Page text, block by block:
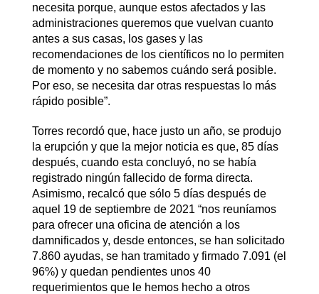
necesita porque, aunque estos afectados y las
administraciones queremos que vuelvan cuanto
antes a sus casas, los gases y las
recomendaciones de los científicos no lo permiten
de momento y no sabemos cuándo será posible.
Por eso, se necesita dar otras respuestas lo más
rápido posible”.
Torres recordó que, hace justo un año, se produjo
la erupción y que la mejor noticia es que, 85 días
después, cuando esta concluyó, no se había
registrado ningún fallecido de forma directa.
Asimismo, recalcó que sólo 5 días después de
aquel 19 de septiembre de 2021 “nos reuníamos
para ofrecer una oficina de atención a los
damnificados y, desde entonces, se han solicitado
7.860 ayudas, se han tramitado y firmado 7.091 (el
96%) y quedan pendientes unos 40
requerimientos que le hemos hecho a otros